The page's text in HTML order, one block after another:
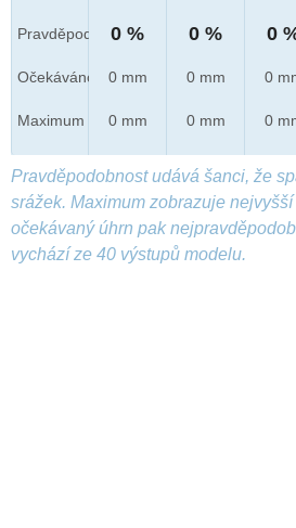
Pravděpod.
Očekáváno
Maximum
0 %
0 mm
0 mm
0 %
0 mm
0 mm
0
0
0
Pravděpodobnost udává šanci, že
srážek. Maximum zobrazuje
očekávaný úhrn pak
vychází ze 40 výstupů modelu.